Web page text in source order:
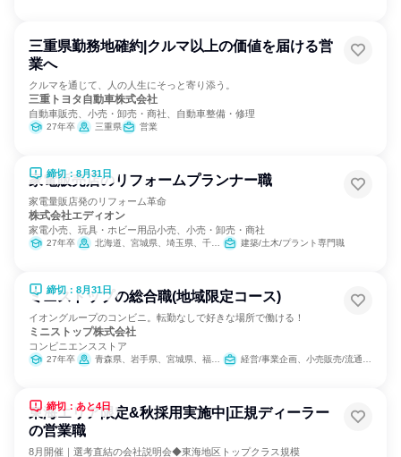
三重県勤務地確約|クルマ以上の価値を届ける営
業へ
クルマを通じて、人の人生にそっと寄り添う。
三重トヨタ自動車株式会社
自動車販売、小売・卸売・商社、自動車整備・修理
27年卒 三重県 営業
締切：8月31日
家電販売店のリフォームプランナー職
家電量販店発のリフォーム革命
株式会社エディオン
家電小売、玩具・ホビー用品小売、小売・卸売・商社
27年卒 北海道、宮城県、埼玉県、千葉県、東京都、神奈川県、富山県、石川県、福井県、長野県、岐阜県、静岡県、愛知県、三重県、滋賀県、京都府、大阪府、兵庫県、奈良県、和歌山県、鳥取県、島根県、岡山県、広島県、山口県、徳島県、香川県、愛媛県、福岡県、佐賀県、長崎県、熊本県、大分県、宮崎県、鹿児島県 建築/土木/プラント専門職
締切：8月31日
ミニストップの総合職(地域限定コース)
イオングループのコンビニ。転勤なしで好きな場所で働ける！
ミニストップ株式会社
コンビニエンスストア
27年卒 青森県、岩手県、宮城県、福島県、茨城県、栃木県、群馬県、埼玉県、千葉県、東京都、神奈川県、福井県、岐阜県、静岡県、愛知県、三重県、滋賀県、京都府、大阪府、兵庫県、奈良県、徳島県、香川県、愛媛県、福岡県、佐賀県、大分県 経営/事業企画、小売販売/流通、人事、営業、商品企画、マーケティング・広告・宣伝
締切：あと4日
東海エリア限定&秋採用実施中|正規ディーラー
の営業職
8月開催｜選考直結の会社説明会◆東海地区トップクラス規模